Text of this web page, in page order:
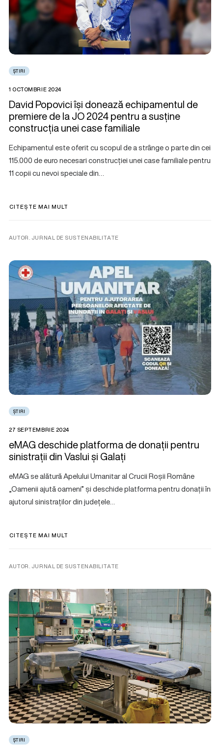
ȘTIRI
1 OCTOMBRIE 2024
David Popovici își donează echipamentul de
premiere de la JO 2024 pentru a susține
construcția unei case familiale
Echipamentul este oferit cu scopul de a strânge o parte din cei
115.000 de euro necesari construcției unei case familiale pentru
11 copii cu nevoi speciale din…
CITEȘTE MAI MULT
AUTOR. JURNAL DE SUSTENABILITATE
ȘTIRI
27 SEPTEMBRIE 2024
eMAG deschide platforma de donații pentru
sinistrații din Vaslui și Galați
eMAG se alătură Apelului Umanitar al Crucii Roșii Române
„Oamenii ajută oameni” și deschide platforma pentru donații în
ajutorul sinistraților din județele…
CITEȘTE MAI MULT
AUTOR. JURNAL DE SUSTENABILITATE
ȘTIRI